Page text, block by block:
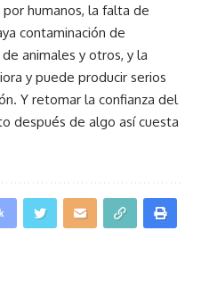
humanos, la falta de
contaminación de
animales y otros, y la
y puede producir serios
Y retomar la confianza del
después de algo así cuesta